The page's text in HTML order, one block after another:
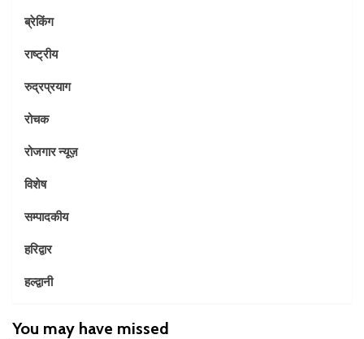
ब्रेकिंग
राष्ट्रीय
रुद्रप्रयाग
रोचक
रोजगार न्यूज़
विशेष
सम्पादकीय
हरिद्वार
हल्द्वानी
You may have missed